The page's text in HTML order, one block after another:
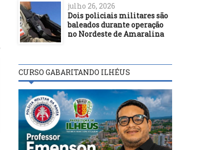
BASTIDORES
01/08/25
BASTIDORES
16/02/26
julho 26, 2026
Dois policiais militares são
baleados durante operação
no Nordeste de Amaralina
CURSO GABARITANDO ILHÉUS